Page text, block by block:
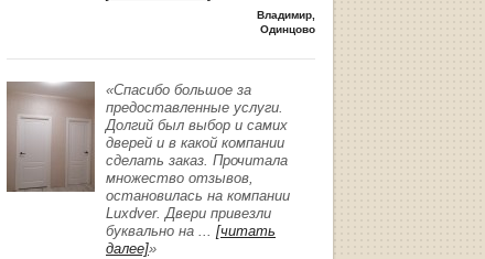
Владимир,
Одинцово
«Спасибо большое за
предоставленные услуги.
Долгий был выбор и самих
дверей и в какой компании
сделать заказ. Прочитала
множество отзывов,
остановилась на компании
Luxdver. Двери привезли
буквально на ... [читать
далее]»